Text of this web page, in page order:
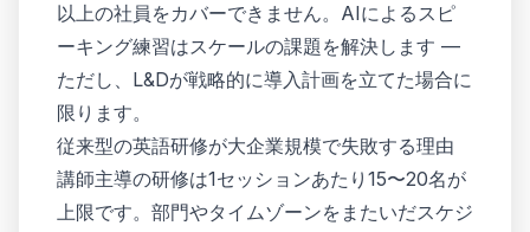
以上の社員をカバーできません。AIによるスピ
ーキング練習はスケールの課題を解決します —
ただし、L&Dが戦略的に導入計画を立てた場合に
限ります。
従来型の英語研修が大企業規模で失敗する理由
講師主導の研修は1セッションあたり15〜20名が
上限です。部門やタイムゾーンをまたいだスケジ